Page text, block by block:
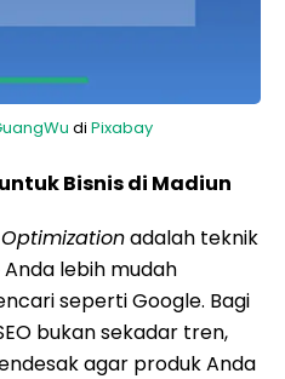
di Pixabay
Bisnis di Madiun
adalah teknik
lebih mudah
seperti Google. Bagi
bukan sekadar tren,
agar produk Anda